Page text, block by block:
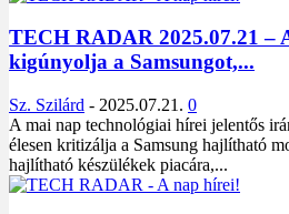
TECH RADAR 2025.07.21 –
kigúnyolja a Samsungot,...
Sz. Szilárd - 2025.07.21. 0
A mai nap technológiai hírei jelentős
élesen kritizálja a Samsung hajlítható
hajlítható készülékek piacára,...